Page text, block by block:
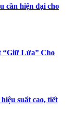
cần hiện đại cho
“Giữ Lửa” Cho
suất cao, tiết